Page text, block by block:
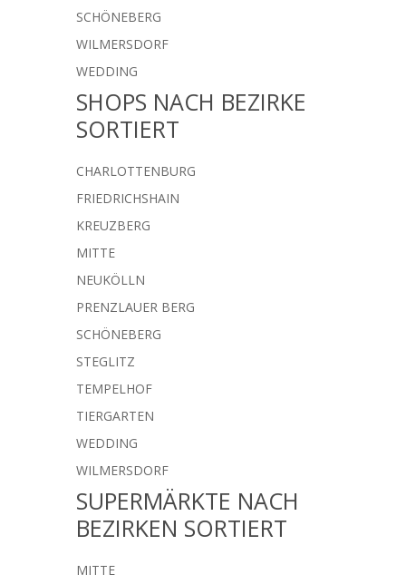
SCHÖNEBERG
WILMERSDORF
WEDDING
SHOPS NACH BEZIRKE
SORTIERT
CHARLOTTENBURG
FRIEDRICHSHAIN
KREUZBERG
MITTE
NEUKÖLLN
PRENZLAUER BERG
SCHÖNEBERG
STEGLITZ
TEMPELHOF
TIERGARTEN
WEDDING
WILMERSDORF
SUPERMÄRKTE NACH
BEZIRKEN SORTIERT
MITTE